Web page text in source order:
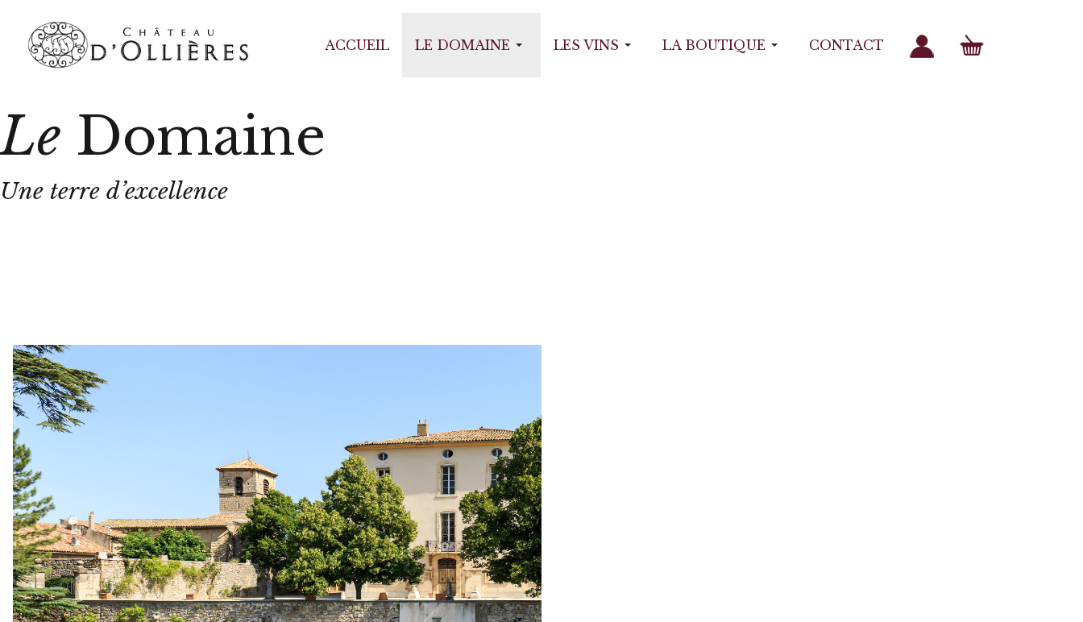
ACCUEIL LE DOMAINE LES VINS LA BOUTIQUE CONTACT
Le Domaine
Une terre d’excellence